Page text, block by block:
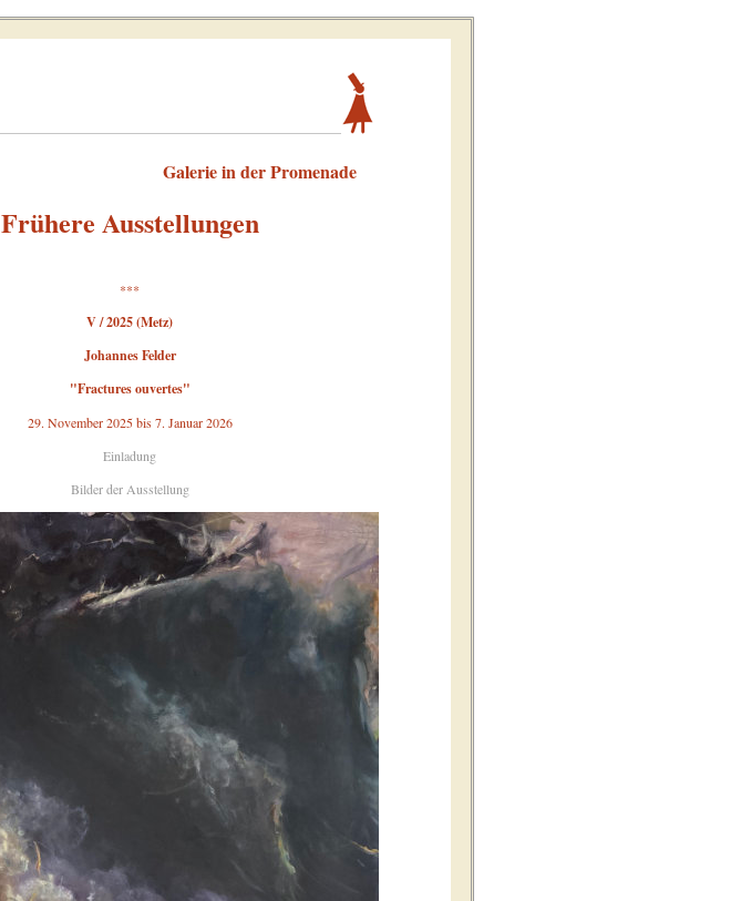
Galerie in der Promenade
Frühere Ausstellungen
***
V / 2025 (Metz)
Johannes Felder
"Fractures ouvertes"
29. November 2025 bis 7. Januar 2026
Einladung
Bilder der Ausstellung